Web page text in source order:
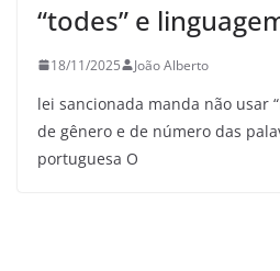
“todes” e
18/11/2025 João Alberto
lei sancionada manda não usar
de gênero e de número das
portuguesa O